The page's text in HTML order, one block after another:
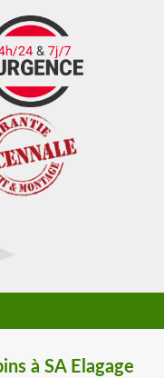
à SA Elagage